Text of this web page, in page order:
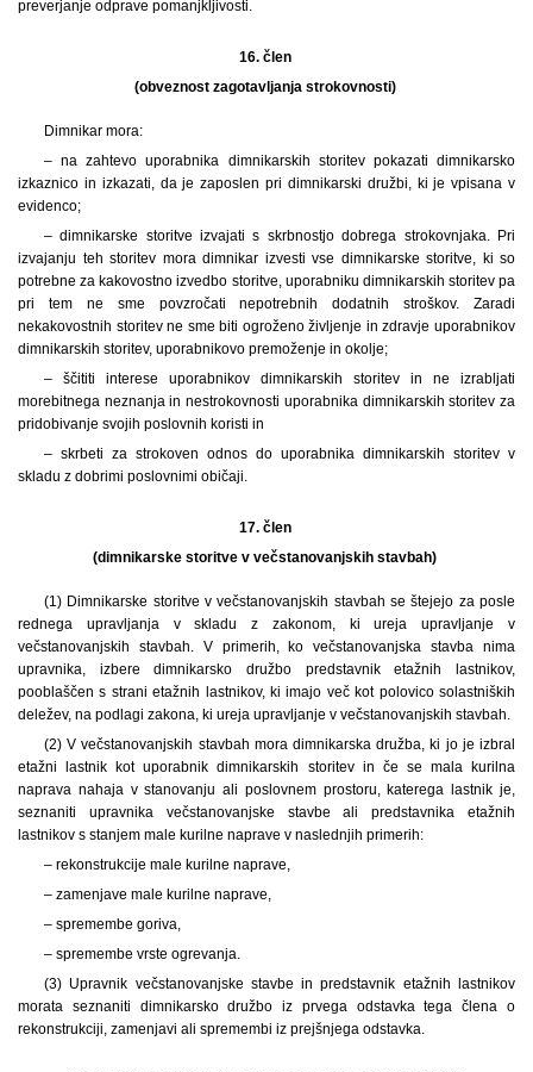
preverjanje odprave pomanjkljivosti.
16. člen
(obveznost zagotavljanja strokovnosti)
Dimnikar mora:
– na zahtevo uporabnika dimnikarskih storitev pokazati dimnikarsko
izkaznico in izkazati, da je zaposlen pri dimnikarski družbi, ki je vpisana v
evidenco;
– dimnikarske storitve izvajati s skrbnostjo dobrega strokovnjaka. Pri
izvajanju teh storitev mora dimnikar izvesti vse dimnikarske storitve, ki so
potrebne za kakovostno izvedbo storitve, uporabniku dimnikarskih storitev pa
pri tem ne sme povzročati nepotrebnih dodatnih stroškov. Zaradi
nekakovostnih storitev ne sme biti ogroženo življenje in zdravje uporabnikov
dimnikarskih storitev, uporabnikovo premoženje in okolje;
– ščititi interese uporabnikov dimnikarskih storitev in ne izrabljati
morebitnega neznanja in nestrokovnosti uporabnika dimnikarskih storitev za
pridobivanje svojih poslovnih koristi in
– skrbeti za strokoven odnos do uporabnika dimnikarskih storitev v
skladu z dobrimi poslovnimi običaji.
17. člen
(dimnikarske storitve v večstanovanjskih stavbah)
(1) Dimnikarske storitve v večstanovanjskih stavbah se štejejo za posle
rednega upravljanja v skladu z zakonom, ki ureja upravljanje v
večstanovanjskih stavbah. V primerih, ko večstanovanjska stavba nima
upravnika, izbere dimnikarsko družbo predstavnik etažnih lastnikov,
pooblaščen s strani etažnih lastnikov, ki imajo več kot polovico solastniških
deležev, na podlagi zakona, ki ureja upravljanje v večstanovanjskih stavbah.
(2) V večstanovanjskih stavbah mora dimnikarska družba, ki jo je izbral
etažni lastnik kot uporabnik dimnikarskih storitev in če se mala kurilna
naprava nahaja v stanovanju ali poslovnem prostoru, katerega lastnik je,
seznaniti upravnika večstanovanjske stavbe ali predstavnika etažnih
lastnikov s stanjem male kurilne naprave v naslednjih primerih:
– rekonstrukcije male kurilne naprave,
– zamenjave male kurilne naprave,
– spremembe goriva,
– spremembe vrste ogrevanja.
(3) Upravnik večstanovanjske stavbe in predstavnik etažnih lastnikov
morata seznaniti dimnikarsko družbo iz prvega odstavka tega člena o
rekonstrukciji, zamenjavi ali spremembi iz prejšnjega odstavka.